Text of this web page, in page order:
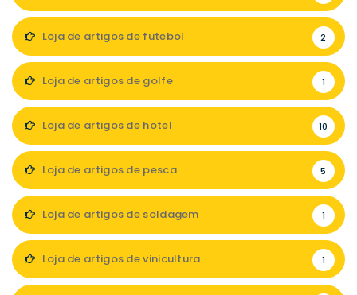
Loja de artigos de futebol 2
Loja de artigos de golfe 1
Loja de artigos de hotel 10
Loja de artigos de pesca 5
Loja de artigos de soldagem 1
Loja de artigos de vinicultura 1